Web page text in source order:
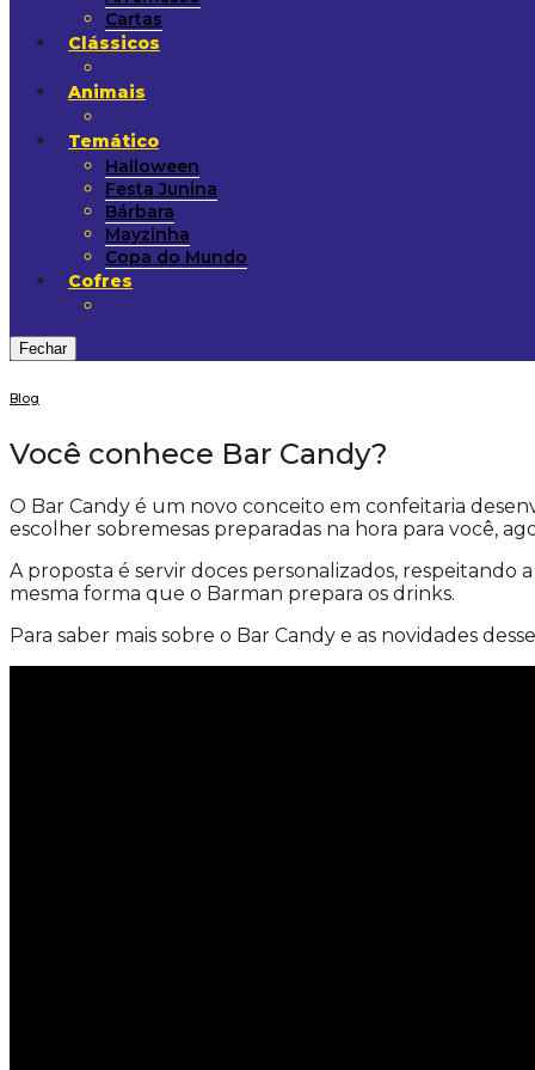
Cartas
Clássicos
Animais
Temático
Halloween
Festa Junina
Bárbara
Mayzinha
Copa do Mundo
Cofres
Fechar
Blog
Você conhece Bar Candy?
O Bar Candy é um novo conceito em confeitaria
escolher sobremesas preparadas na hora para você,
A proposta é servir doces personalizados, respeitando
mesma forma que o Barman prepara os drinks.
Para saber mais sobre o Bar Candy e as novidades